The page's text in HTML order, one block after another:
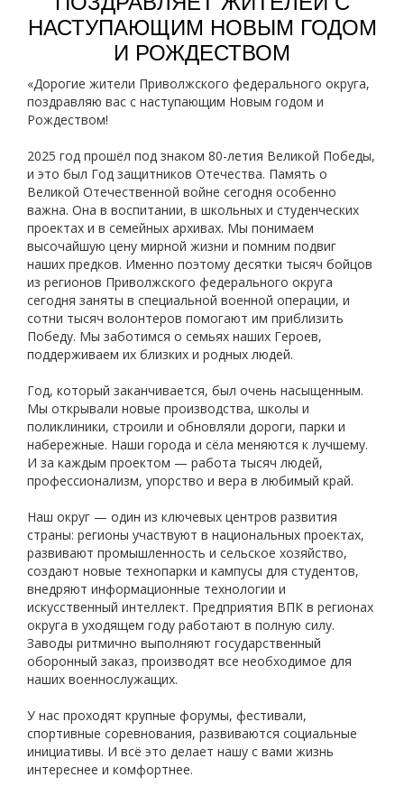
НАСТУПАЮЩИМ НОВЫМ ГОДОМ
И РОЖДЕСТВОМ
«Дорогие жители Приволжского федерального округа,
поздравляю вас с наступающим Новым годом и
Рождеством!
2025 год прошёл под знаком 80-летия Великой Победы,
и это был Год защитников Отечества. Память о
Великой Отечественной войне сегодня особенно
важна. Она в воспитании, в школьных и студенческих
проектах и в семейных архивах. Мы понимаем
высочайшую цену мирной жизни и помним подвиг
наших предков. Именно поэтому десятки тысяч бойцов
из регионов Приволжского федерального округа
сегодня заняты в специальной военной операции, и
сотни тысяч волонтеров помогают им приблизить
Победу. Мы заботимся о семьях наших Героев,
поддерживаем их близких и родных людей.
Год, который заканчивается, был очень насыщенным.
Мы открывали новые производства, школы и
поликлиники, строили и обновляли дороги, парки и
набережные. Наши города и сёла меняются к лучшему.
И за каждым проектом — работа тысяч людей,
профессионализм, упорство и вера в любимый край.
Наш округ — один из ключевых центров развития
страны: регионы участвуют в национальных проектах,
развивают промышленность и сельское хозяйство,
создают новые технопарки и кампусы для студентов,
внедряют информационные технологии и
искусственный интеллект. Предприятия ВПК в регионах
округа в уходящем году работают в полную силу.
Заводы ритмично выполняют государственный
оборонный заказ, производят все необходимое для
наших военнослужащих.
У нас проходят крупные форумы, фестивали,
спортивные соревнования, развиваются социальные
инициативы. И всё это делает нашу с вами жизнь
интереснее и комфортнее.